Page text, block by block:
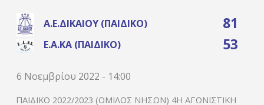
Α.Ε.ΔΙΚΑΊΟΥ (ΠΑΙΔΙΚΌ) 81
Ε.Α.ΚΑ (ΠΑΙΔΙΚΌ) 53
6 Νοεμβρίου 2022 - 14:00
ΠΑΙΔΙΚΌ 2022/2023 (ΌΜΙΛΟΣ ΝΉΣΩΝ) 4Η ΑΓΩΝΙΣΤΙΚΉ